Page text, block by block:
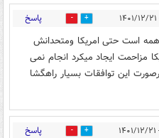
2 پاسخ
همه است حتی امریکا ومتحدانش
مزاحمت ایجاد میکرد انجام نمی
این توافقات بسیار راهگشا
3 پاسخ